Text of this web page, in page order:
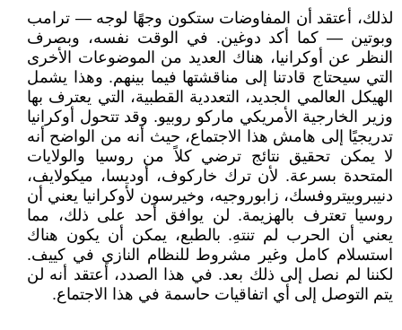
لذلك، أعتقد أن المفاوضات ستكون وجهًا لوجه — ترامب
وبوتين — كما أكد دوغين. في الوقت نفسه، وبصرف
النظر عن أوكرانيا، هناك العديد من الموضوعات الأخرى
التي سيحتاج قادتنا إلى مناقشتها فيما بينهم. وهذا يشمل
الهيكل العالمي الجديد، التعددية القطبية، التي يعترف بها
وزير الخارجية الأمريكي ماركو روبيو. وقد تتحول أوكرانيا
تدريجيًا إلى هامش هذا الاجتماع، حيث أنه من الواضح أنه
لا يمكن تحقيق نتائج ترضي كلاً من روسيا والولايات
المتحدة بسرعة. لأن ترك خاركوف، أوديسا، ميكولايف،
دنيبروبيتروفسك، زابوروجيه، وخيرسون لأوكرانيا يعني أن
روسيا تعترف بالهزيمة. لن يوافق أحد على ذلك، مما
يعني أن الحرب لم تنتهِ. بالطبع، يمكن أن يكون هناك
استسلام كامل وغير مشروط للنظام النازي في كييف.
لكننا لم نصل إلى ذلك بعد. في هذا الصدد، أعتقد أنه لن
يتم التوصل إلى أي اتفاقيات حاسمة في هذا الاجتماع.